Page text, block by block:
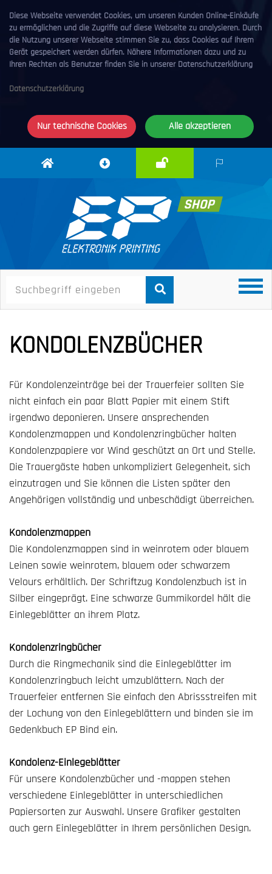
Diese Webseite verwendet Cookies, um unseren Kunden Online-Einkäufe
zu ermöglichen und die Zugriffe auf diese Webseite zu analysieren. Durch
die Nutzung unserer Webseite stimmen Sie zu, dass Cookies auf Ihrem
Gerät gespeichert werden dürfen. Nähere Informationen dazu und zu
Ihren Rechten als Benutzer finden Sie in unserer Datenschutzerklärung
Datenschutzerklärung
Nur technische Cookies Alle akzeptieren
Elektronik
Downloadcenter
KONDOLENZBÜCHER
Für Kondolenzeinträge bei der Trauerfeier sollten Sie
nicht einfach ein paar Blatt Papier mit einem Stift
irgendwo deponieren. Unsere ansprechenden
Kondolenzmappen und Kondolenzringbücher halten
Kondolenzpapiere vor Wind geschützt an Ort und Stelle.
Die Trauergäste haben unkompliziert Gelegenheit, sich
einzutragen und Sie können die Listen später den
Angehörigen vollständig und unbeschädigt überreichen.
Kondolenzmappen
Die Kondolenzmappen sind in weinrotem oder blauem
Leinen sowie weinrotem, blauem oder schwarzem
Velours erhältlich. Der Schriftzug Kondolenzbuch ist in
Silber eingeprägt. Eine schwarze Gummikordel hält die
Einlegeblätter an ihrem Platz.
Kondolenzringbücher
Durch die Ringmechanik sind die Einlegeblätter im
Kondolenzringbuch leicht umzublättern. Nach der
Trauerfeier entfernen Sie einfach den Abrissstreifen mit
der Lochung von den Einlegeblättern und binden sie im
Gedenkbuch EP Bind ein.
Kondolenz-Einlegeblätter
Für unsere Kondolenzbücher und -mappen stehen
verschiedene Einlegeblätter in unterschiedlichen
Papiersorten zur Auswahl. Unsere Grafiker gestalten
auch gern Einlegeblätter in Ihrem persönlichen Design.